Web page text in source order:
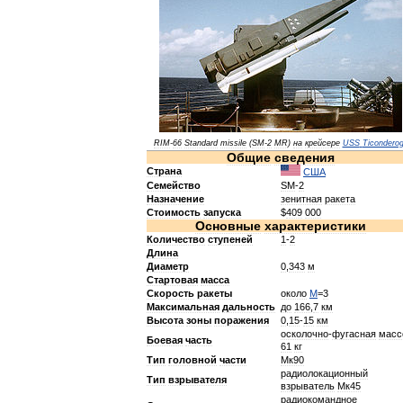
RIM-66 Standard missile(SM-2 MR) на крейсере USS
Общие сведения
Страна
США
Семейство
SM-2
Назначение
зенитная ракета
Стоимость запуска $409 000
Основные характеристики
Количество ступеней 1-2
Длина
Диаметр
0 343 м
Стартовая масса
Скорость ракеты около М=3
Максимальная дальность до 166 7 км
Высота зоны поражения 0 15-15 км
Боевая часть
осколочно-фугасная
61 кг
Тип головной части
Мк90
Тип взрывателя
радиолокационный
взрыватель Мк45
радиокомандное